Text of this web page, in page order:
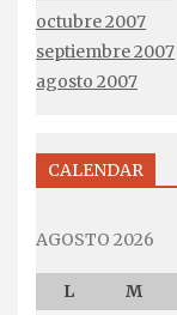
octubre 2007
septiembre 2007
agosto 2007
CALENDAR
AGOSTO 2026
L M